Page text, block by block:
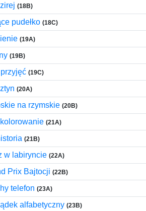
(18B)
pudełko (18C)
(19A)
(19B)
przyjęć (19C)
(20A)
na rzymskie (20B)
(21A)
(21B)
w labiryncie (22A)
Prix Bajtocji (22B)
telefon (23A)
alfabetyczny (23B)